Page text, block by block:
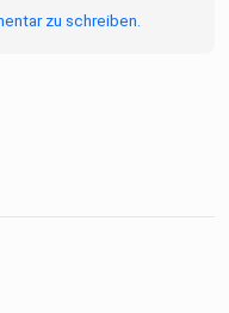
zu schreiben.